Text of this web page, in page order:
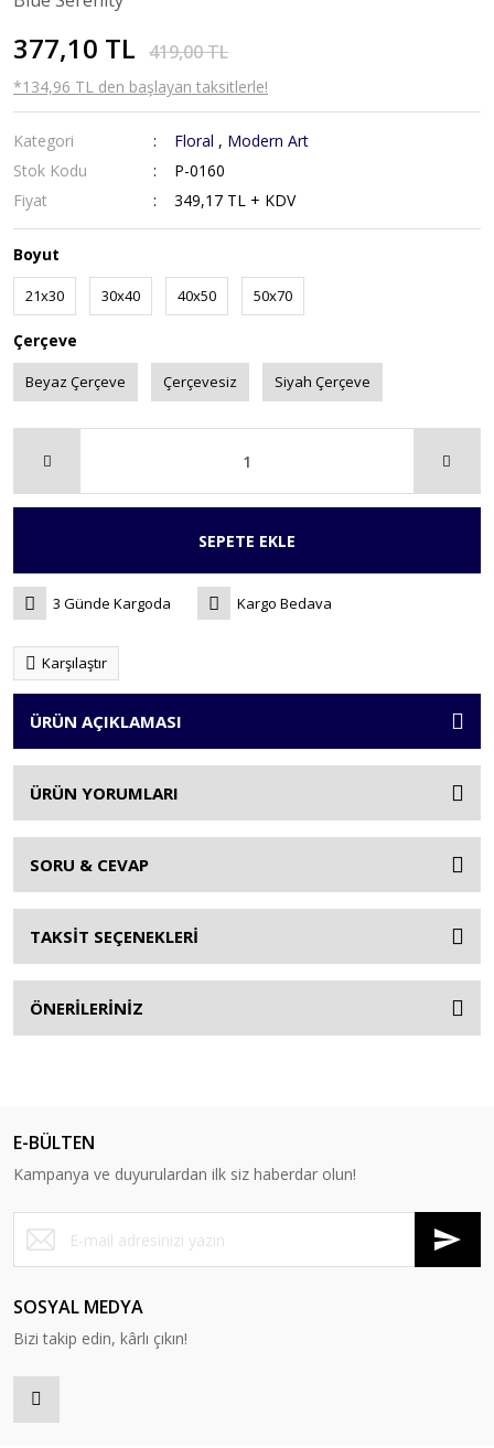
377,10 TL 419,00 TL
*134,96 TL den başlayan taksitlerle!
Kategori Floral , Modern Art
Stok Kodu
P-0160
Fiyat
349,17 TL + KDV
Boyut
21x30 30x40 40x50 50x70
Çerçeve
Beyaz Çerçeve Çerçevesiz Siyah Çerçeve
SEPETE EKLE
3 Günde Kargoda Kargo Bedava
Karşılaştır
ÜRÜN AÇIKLAMASI
ÜRÜN YORUMLARI
SORU & CEVAP
TAKSİT SEÇENEKLERİ
ÖNERİLERİNİZ
E-BÜLTEN
Kampanya ve duyurulardan ilk siz haberdar olun!
SOSYAL MEDYA
Bizi takip edin, kârlı çıkın!